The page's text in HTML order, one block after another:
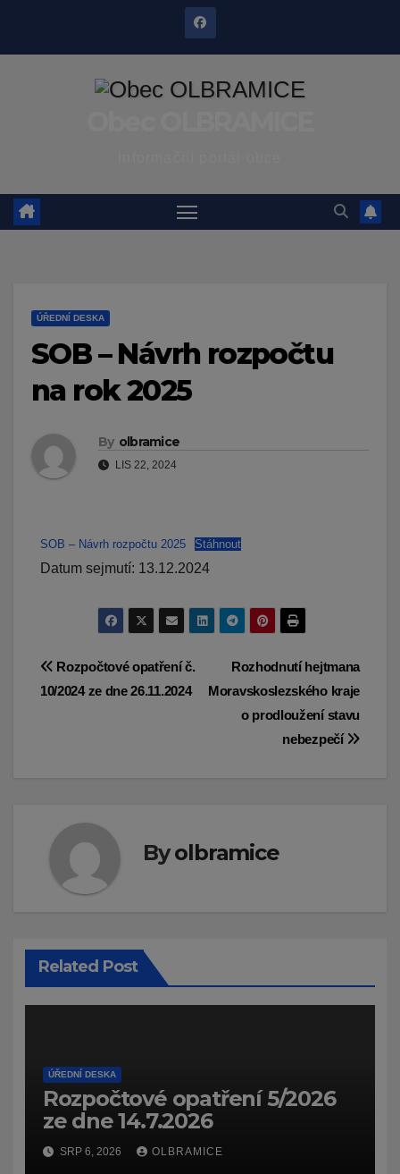
ÚŘEDNÍ DESKA
SOB – Návrh rozpočtu
na rok 2025
By olbramice
LIS 22, 2024
SOB – Návrh rozpočtu 2025 Stáhnout
Datum sejmutí: 13.12.2024
Navigace
Rozhodnutí hejtmana
Moravskoslezského kraje
o prodloužení stavu
nebezpečí
Rozpočtové opatření č.
10/2024 ze dne 26.11.2024
Byolbramice
Related Post
ÚŘEDNÍ DESKA
Rozpočtové opatření 5/2026
ze dne 14.7.2026
SRP 6, 2026 OLBRAMICE